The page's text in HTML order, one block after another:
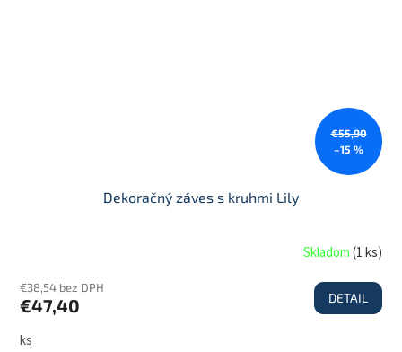
€55,90
–15 %
Dekoračný záves s kruhmi Lily
Skladom(1 ks)
€38,54 bez DPH
€47,40 DETAIL
ks